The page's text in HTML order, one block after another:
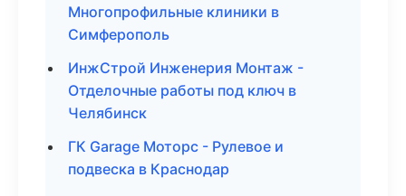
Многопрофильные клиники в
Симферополь
ИнжСтрой Инженерия Монтаж -
Отделочные работы под ключ в
Челябинск
ГК Garage Моторс - Рулевое и
подвеска в Краснодар